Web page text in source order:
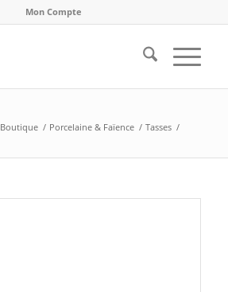
Mon Compte
Boutique / Porcelaine & Faïence / Tasses /